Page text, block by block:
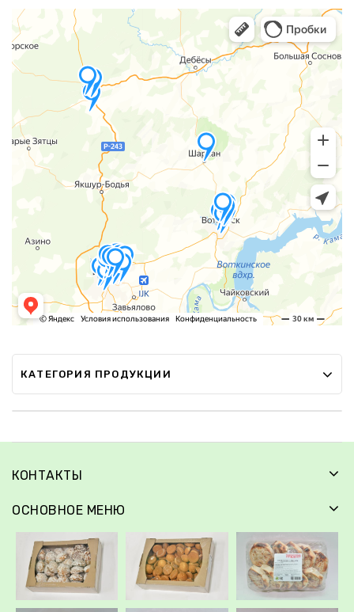
КАТЕГОРИЯ ПРОДУКЦИИ
КОНТАКТЫ
ОСНОВНОЕ МЕНЮ